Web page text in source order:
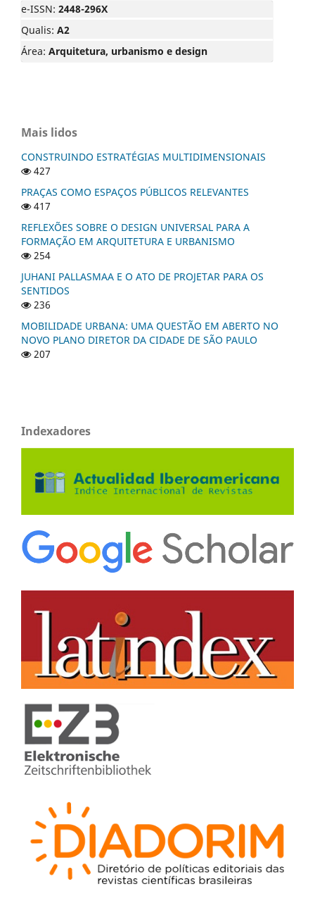
e-ISSN: 2448-296X
Qualis: A2
Área: Arquitetura, urbanismo e design
Mais lidos
CONSTRUINDO ESTRATÉGIAS MULTIDIMENSIONAIS
427
PRAÇAS COMO ESPAÇOS PÚBLICOS RELEVANTES
417
REFLEXÕES SOBRE O DESIGN UNIVERSAL PARA A
FORMAÇÃO EM ARQUITETURA E URBANISMO
254
JUHANI PALLASMAA E O ATO DE PROJETAR PARA OS
SENTIDOS
236
MOBILIDADE URBANA: UMA QUESTÃO EM ABERTO NO
NOVO PLANO DIRETOR DA CIDADE DE SÃO PAULO
207
Indexadores